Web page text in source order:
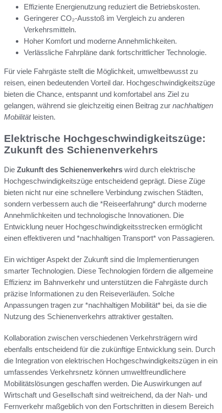
Effiziente Energienutzung reduziert die Betriebskosten.
Geringerer CO₂-Ausstoß im Vergleich zu anderen
Verkehrsmitteln.
Hoher Komfort und moderne Annehmlichkeiten.
Verlässliche Fahrpläne dank fortschrittlicher Technologie.
Für viele Fahrgäste stellt die Möglichkeit, umweltbewusst zu
reisen, einen bedeutenden Vorteil dar. Hochgeschwindigkeitszüge
bieten die Chance, entspannt und komfortabel ans Ziel zu
gelangen, während sie gleichzeitig einen Beitrag zur nachhaltigen
Mobilitätleisten.
Elektrische Hochgeschwindigkeitszüge:
Zukunft des Schienenverkehrs
Die Zukunft des Schienenverkehrs wird durch elektrische
Hochgeschwindigkeitszüge entscheidend geprägt. Diese Züge
bieten nicht nur eine schnellere Verbindung zwischen Städten,
sondern verbessern auch die *Reiseerfahrung* durch moderne
Annehmlichkeiten und technologische Innovationen. Die
Entwicklung neuer Hochgeschwindigkeitsstrecken ermöglicht
einen effektiveren und *nachhaltigen Transport* von Passagieren.
Ein wichtiger Aspekt der Zukunft sind die Implementierungen
smarter Technologien. Diese Technologien fördern die allgemeine
Effizienz im Bahnverkehr und unterstützen die Fahrgäste durch
präzise Informationen zu den Reiseverläufen. Solche
Anpassungen tragen zur *nachhaltigen Mobilität* bei, da sie die
Nutzung des Schienenverkehrs attraktiver gestalten.
Kollaboration zwischen verschiedenen Verkehrsträgern wird
ebenfalls entscheidend für die zukünftige Entwicklung sein. Durch
die Integration von elektrischen Hochgeschwindigkeitszügen in ein
umfassendes Verkehrsnetz können umweltfreundlichere
Mobilitätslösungen geschaffen werden. Die Auswirkungen auf
Wirtschaft und Gesellschaft sind weitreichend, da der Nah- und
Fernverkehr maßgeblich von den Fortschritten in diesem Bereich